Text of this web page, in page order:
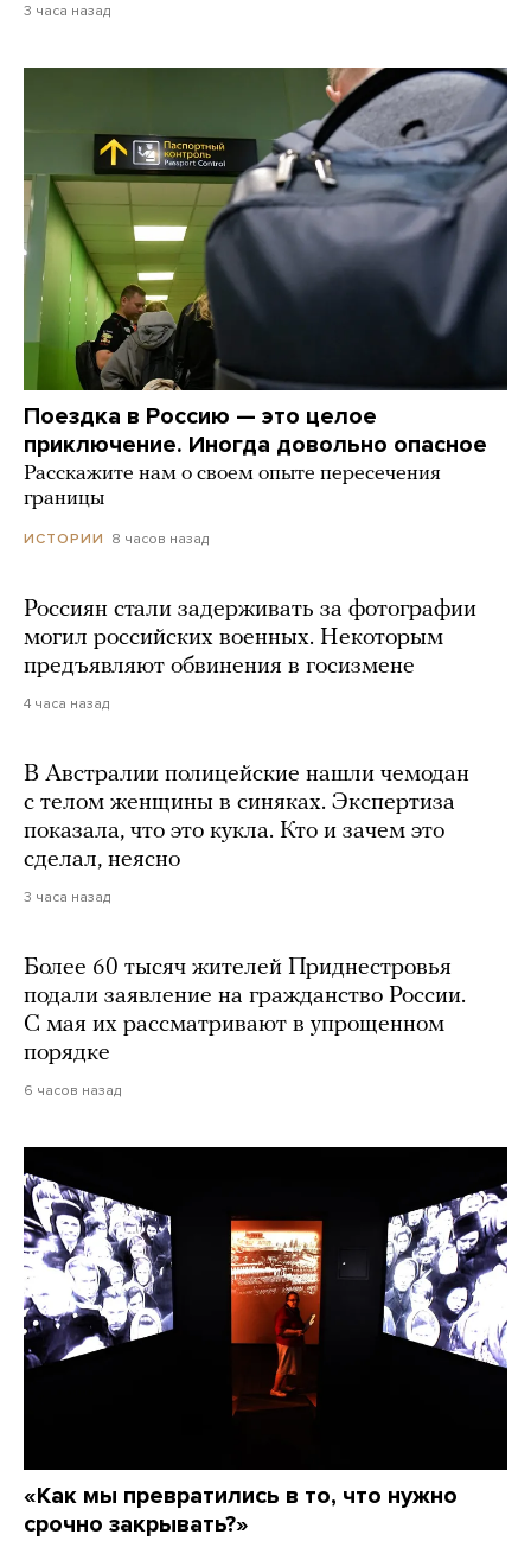
3 часа назад
Поездка в Россию — это целое
приключение. Иногда довольно опасное
Расскажите нам о своем опыте пересечения
границы
ИСТОРИИ 8 часов назад
Россиян стали задерживать за фотографии
могил российских военных. Некоторым
предъявляют обвинения в госизмене
4 часа назад
В Австралии полицейские нашли чемодан
с телом женщины в синяках. Экспертиза
показала, что это кукла. Кто и зачем это
сделал, неясно
3 часа назад
Более 60 тысяч жителей Приднестровья
подали заявление на гражданство России.
С мая их рассматривают в упрощенном
порядке
6 часов назад
«Как мы превратились в то, что нужно
срочно закрывать?»